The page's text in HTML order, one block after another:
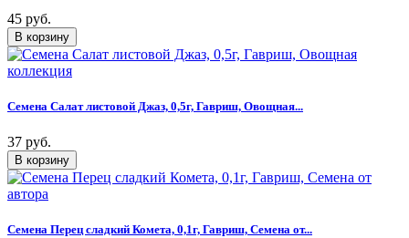
45 руб.
Семена Салат листовой Джаз, 0,5г, Гавриш, Овощная...
37 руб.
Семена Перец сладкий Комета, 0,1г, Гавриш, Семена от...